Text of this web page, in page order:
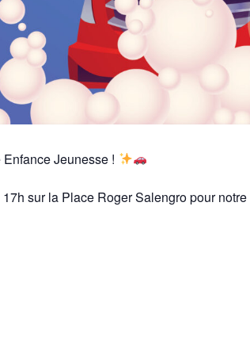
Jeunesse !
sur la Place Roger Salengro pour